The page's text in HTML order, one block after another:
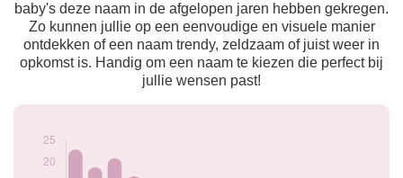
baby's deze naam in de afgelopen jaren hebben gekregen.
Zo kunnen jullie op een eenvoudige en visuele manier
ontdekken of een naam trendy, zeldzaam of juist weer in
opkomst is. Handig om een naam te kiezen die perfect bij
jullie wensen past!
2013
17
2014
15
2015
15
2016
13
16
2021